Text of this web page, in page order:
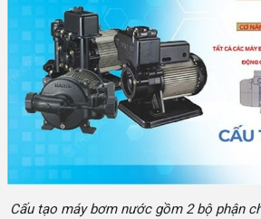
Cấu tạo máy bơm nước gồm 2 bộ phận